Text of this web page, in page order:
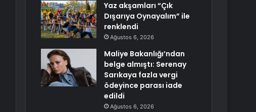
Yaz akşamları “Çık
Dışarıya Oynayalım” ile
renklendi
Ağustos 6, 2026
Maliye Bakanlığı’ndan
belge almıştı: Serenay
Sarıkaya fazla vergi
ödeyince parası iade
edildi
Ağustos 6, 2026